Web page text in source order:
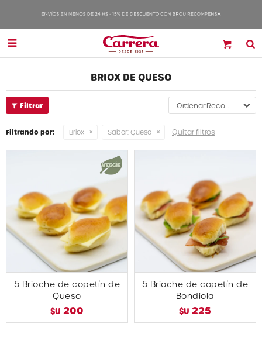

BRIOX DE QUESO
Recomendados
Filtrando por: Briox Sabor: Queso Quitar filtros
5 Brioche de copetín de
Queso
$U 200
5 Brioche de copetín de
Bondiola
$U 225